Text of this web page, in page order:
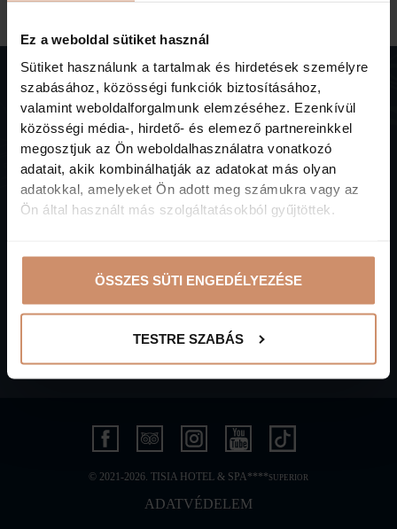
Ez a weboldal sütiket használ
Sütiket használunk a tartalmak és hirdetések személyre
szabásához, közösségi funkciók biztosításához,
valamint weboldalforgalmunk elemzéséhez. Ezenkívül
közösségi média-, hirdető- és elemező partnereinkkel
megosztjuk az Ön weboldalhasználatra vonatkozó
adatait, akik kombinálhatják az adatokat más olyan
adatokkal, amelyeket Ön adott meg számukra vagy az
Ön által használt más szolgáltatásokból gyűjtöttek.
ÖSSZES SÜTI ENGEDÉLYEZÉSE
TESTRE SZABÁS
Iratkozzon fel,
hogy friss híreket, aktuális információkat
küldhessünk Önnek szállodánkról!
HÍRLEVÉL FELIRATKOZÁS
EGYEDI AJÁNLATOKÉRT
© 2021-2026. TISIA HOTEL & SPA**** SUPERIOR
ADATVÉDELEM